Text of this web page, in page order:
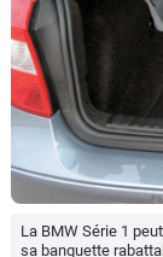
La BMW Série 1
sa banquette